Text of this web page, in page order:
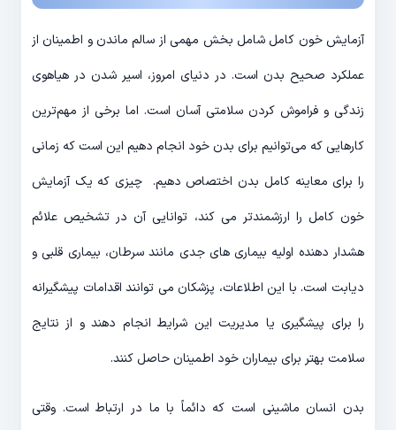
آزمایش خون کامل شامل بخش مهمی از سالم ماندن و اطمینان از
عملکرد صحیح بدن است. در دنیای امروز، اسیر شدن در هیاهوی
زندگی و فراموش کردن سلامتی آسان است. اما برخی از مهم‌ترین
کارهایی که می‌توانیم برای بدن خود انجام دهیم این است که زمانی
را برای معاینه کامل بدن اختصاص دهیم. چیزی که یک آزمایش
خون کامل را ارزشمندتر می کند، توانایی آن در تشخیص علائم
هشدار دهنده اولیه بیماری های جدی مانند سرطان، بیماری قلبی و
دیابت است. با این اطلاعات، پزشکان می توانند اقدامات پیشگیرانه
را برای پیشگیری یا مدیریت این شرایط انجام دهند و از نتایج
سلامت بهتر برای بیماران خود اطمینان حاصل کنند.
بدن انسان ماشینی است که دائماً با ما در ارتباط است. وقتی